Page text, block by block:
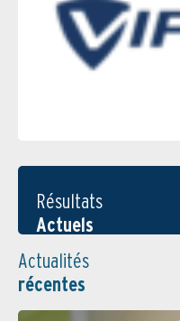
Résultats
Actuels
Actualités
récentes